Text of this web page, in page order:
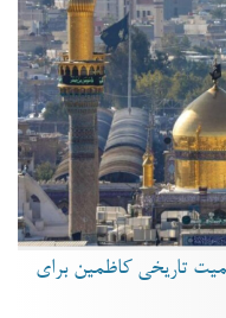
تاریخی کاظمین برای